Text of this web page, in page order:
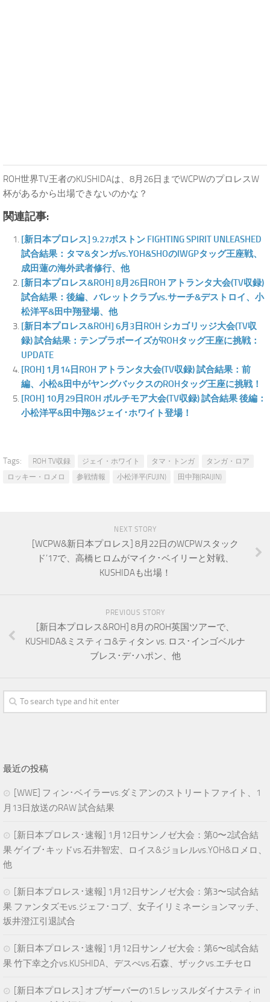
ROH世界TV王者のKUSHIDAは、8月26日までWCPWのプロレスW
杯があるから出場できないのかな？
関連記事:
[新日本プロレス] 9.27ボストン FIGHTING SPIRIT UNLEASHED
試合結果：タマ&タンガvs.YOH&SHOのIWGPタッグ王座戦、
成田蓮の海外武者修行、他
[新日本プロレス&ROH] 8月26日ROH アトランタ大会(TV収録)
試合結果：後編、バレットクラブvs.サーチ&デストロイ、小
松洋平&田中翔登場、他
[新日本プロレス&ROH] 6月3日ROH シカゴリッジ大会(TV収
録) 試合結果：テンプラボーイズがROHタッグ王座に挑戦：
UPDATE
[ROH] 1月14日ROH アトランタ大会(TV収録) 試合結果：前
編、小松&田中がヤングバックスのROHタッグ王座に挑戦！
[ROH] 10月29日ROH ボルチモア大会(TV収録) 試合結果 後編：
小松洋平&田中翔&ジェイ･ホワイト登場！
Tags: ROH TV収録 ジェイ・ホワイト タマ・トンガ
タンガ・ロア
ロッキー・ロメロ
参戦情報 小松洋平(FUJIN) 田中翔(RAIJIN)
NEXT STORY
[WCPW&新日本プロレス] 8月22日のWCPWスタック
ド’17で、高橋ヒロムがマイク･ベイリーと対戦、
KUSHIDAも出場！
PREVIOUS STORY
[新日本プロレス&ROH] 8月のROH英国ツアーで、
KUSHIDA&ミスティコ&ティタン vs. ロス･インゴベルナ
ブレス･デ･ハポン、他
最近の投稿
[WWE] フィン･ベイラーvs.ダミアンのストリートファイト、1
月13日放送のRAW 試合結果
[新日本プロレス･速報] 1月12日サンノゼ大会：第0〜2試合結
果 ゲイブ･キッドvs.石井智宏、ロイス&ジョレルvs.YOH&ロメロ、
他
[新日本プロレス･速報] 1月12日サンノゼ大会：第3〜5試合結
果 ファンタズモvs.ジェフ･コブ、女子イリミネーションマッチ、
坂井澄江引退試合
[新日本プロレス･速報] 1月12日サンノゼ大会：第6〜8試合結
果 竹下幸之介vs.KUSHIDA、デスぺvs.石森、ザックvs.エチセロ
[新日本プロレス] オブザーバーの1.5 レッスルダイナスティ in